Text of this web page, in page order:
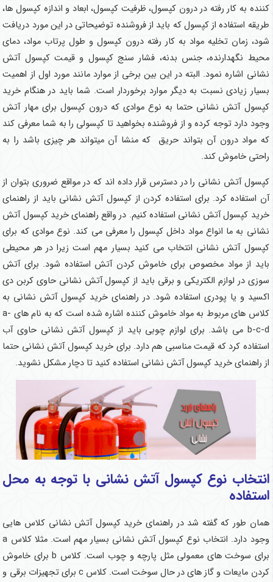
کننده به کار رفته در درون کپسول، ظرفیت کپسول، ابعاد و اندازه کپسول ها،
طریقه استفاده از کپسول که باید از فروشنده توضیحاتی در این مورد دریافت
شود، زمان تخلیه مواد به کار رفته درون کپسول و طول پرتاب مواد، دمای
محیط نگهدارنده، جنس بدنه، فشار سنج کپسول و قیمت کپسول آتش
نشانی اشاره نمود. البته در این بین برخی از موارد مانند مورد اول از اهمیت
بسیار زیادی نسبت به دیگر موارد برخوردار است. شما باید در هنگام خرید
کپسول آتش نشانی حتما به نوع موادی که درون کپسول برای مهار آتش
وجود دارد توجه کرده و از فروشنده بخواهید تا کپسولی را به شما معرفی کند
که مواد درون آن بتواند حریق که منشا آن میتواند هر چیزی باشد را به
راحتی خاموش کند.
کپسول آتش نشانی را در دسترس قرار داده اند که در مواقع ضروری بتوان از
آن استفاده کرد. برای استفاده کردن از کپسول آتش نشانی باید از راهنمای
خرید کپسول آتش نشانی استفاده کنیم. در واقع راهنمای خرید کپسول آتش
نشانی به ما انواع مواد داخل کپسول را معرفی می کند. نوع موادی که برای
کپسول آتش نشانی انتخاب می کنید بسیار مهم است زیرا در هر محیطی
باید از مواد مخصوص برای خاموش کردن آتش استفاده شود. برای آتش
سوزی در لوازم الکتریکی و برقی باید از کپسول آتش نشانی حاوی کربن دی
اکسید و یا پودری استفاده شود. در راهنمای خرید کپسول آتش نشانی به
کلاس های مربوط به مواد خاموش کننده اشاره شده است که به نام های a-
b-c-d می باشد. برای لوازم چوبی باید از کپسول آتش نشانی حاوی آب
استفاده کرد که قیمت مناسبی هم دارد. برای خرید کپسول آتش نشانی حتما
از راهنمای خرید کپسول آتش نشانی استفاده کنید تا دچار مشکل نشوید.
انتخاب نوع کپسول آتش نشانی با توجه به محل
استفاده
همان طور که گفته شد در راهنمای خرید کپسول آتش نشانی کلاس هایی
وجود دارد. انتخاب نوع کپسول آتش نشانی بسیار مهم است. مثلا کلاس a
برای سوخت های معمولی مثل پارچه و چوب است. کلاس b برای خاموش
کردن مایعات و گاز های در حال سوخت است. کلاس c برای تجهیزات برقی و